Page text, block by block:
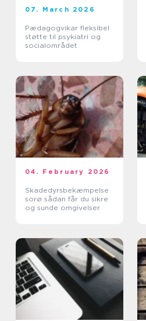
07. March 2026
Pædagogvikar fleksibel
støtte til psykiatri og
socialområdet
04. February 2026
Skadedyrsbekæmpelse
sorø sådan får du sikre
og sunde omgivelser